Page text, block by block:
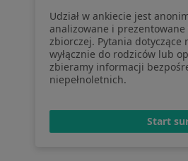
Partnerzy
Centrum prasowe
Kontakt
Udział w ankiecie jest
analizowane i prezentowane
zbiorczej. Pytania dotyczące
wyłącznie do rodziców lub
zbieramy informacji
niepełnoletnich.
Start